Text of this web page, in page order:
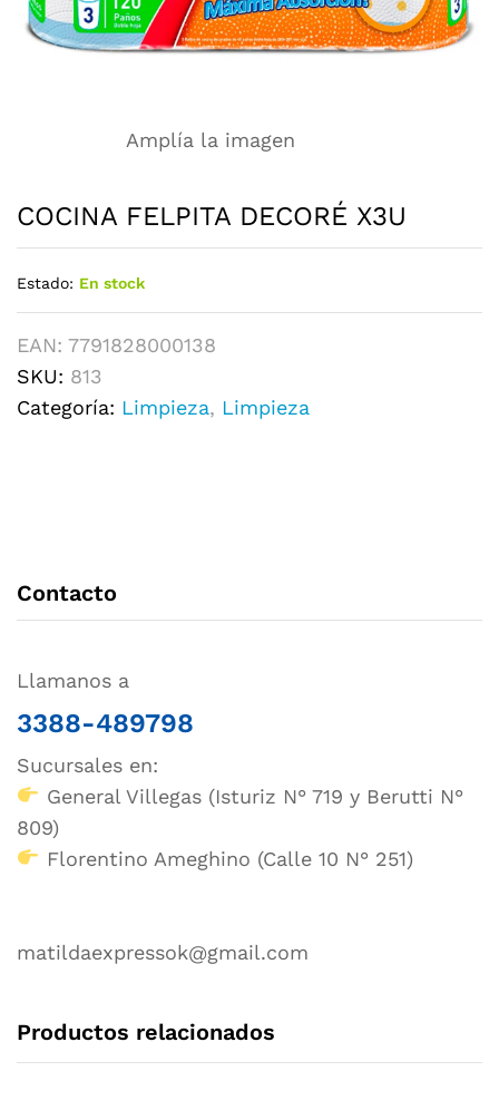
Amplía la imagen
COCINA FELPITA DECORÉ X3U
Estado: En stock
EAN: 7791828000138
SKU: 813
Categoría: Limpieza, Limpieza
Contacto
Llamanos a
3388-489798
Sucursales en:
General Villegas (Isturiz N° 719 y Berutti N°
809)
Florentino Ameghino (Calle 10 N° 251)
matildaexpressok@gmail.com
Productos relacionados